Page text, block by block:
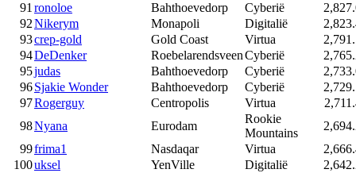
91ronoloe Bahthoevedorp Cyberië
92Nikerym Monapoli Digitalië
93crep-gold Gold Coast Virtua
94DeDenker RoebelarendsveenCyberië
95judas Bahthoevedorp Cyberië
96Sjakie Wonder Bahthoevedorp Cyberië
97Rogerguy Centropolis Virtua
98Nyana Eurodam
Rookie
Mountains
99frima1 Nasdaqar Virtua
100uksel YenVille Digitalië